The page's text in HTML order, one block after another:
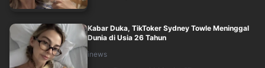
Kabar Duka, TikToker Sydney Towle Meninggal
Dunia di Usia 26 Tahun
inews